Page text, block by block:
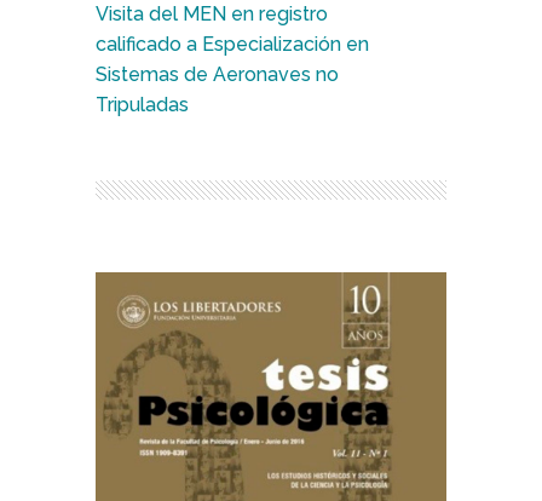
Visita del MEN en registro
calificado a Especialización en
Sistemas de Aeronaves no
Tripuladas